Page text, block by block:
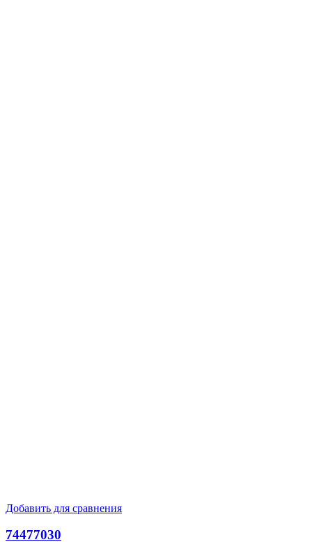
Добавить для сравнения
74477030